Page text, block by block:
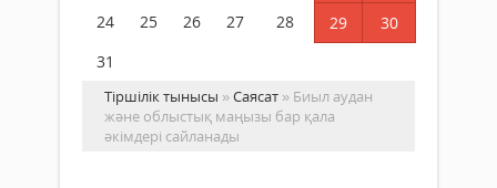
24
25 26 27 28 29
30
31
Тіршілік тынысы »Саясат » Биыл аудан
және облыстық маңызы бар қала
әкімдері сайланады